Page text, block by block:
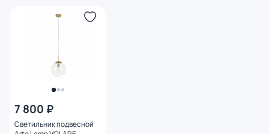
7 800 ₽
Светильник подвесной